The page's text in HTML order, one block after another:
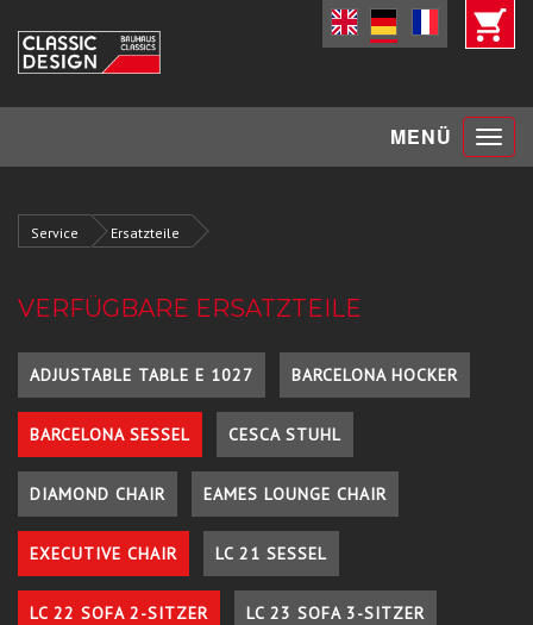
MENÜ Toggle
Service Ersatzteile
VERFÜGBARE ERSATZTEILE
ADJUSTABLE TABLE E 1027 BARCELONA HOCKER
BARCELONA SESSEL CESCA STUHL
DIAMOND CHAIR EAMES LOUNGE CHAIR
EXECUTIVE CHAIR LC 21 SESSEL
LC 22 SOFA 2-SITZER LC 23 SOFA 3-SITZER